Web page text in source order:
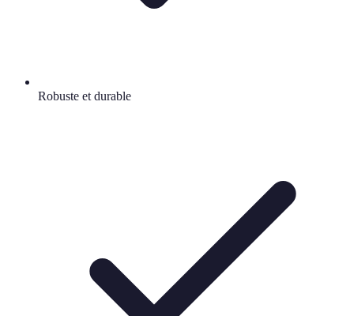
Robuste et durable